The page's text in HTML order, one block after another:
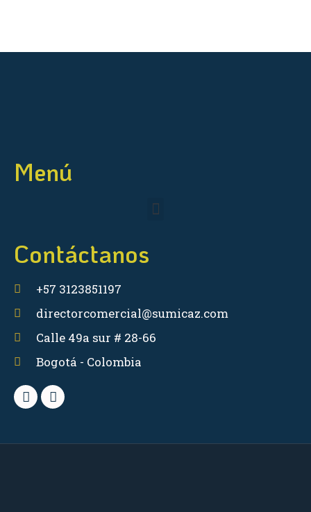
Menú
Contáctanos
+57 3123851197
directorcomercial@sumicaz.com
Calle 49a sur # 28-66
Bogotá - Colombia